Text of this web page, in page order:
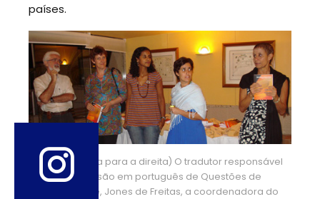
países.
(Da esquerda para a direita) O tradutor responsável
pela versão em português de Questões de
Sexualidade, Jones de Freitas, a coordenadora do